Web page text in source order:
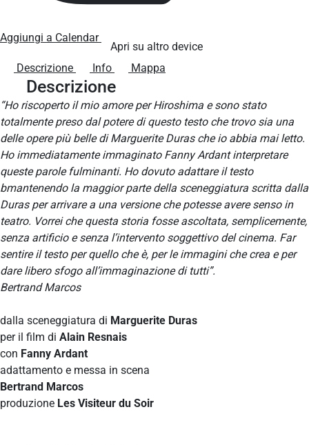
Aggiungi a Calendar
Apri su altro device
Descrizione
Info Mappa
Descrizione
“Ho riscoperto il mio amore per Hiroshima e sono stato
totalmente preso dal potere di questo testo che trovo sia una
delle opere più belle di Marguerite Duras che io abbia mai letto.
Ho immediatamente immaginato Fanny Ardant interpretare
queste parole fulminanti. Ho dovuto adattare il testo
bmantenendo la maggior parte della sceneggiatura scritta dalla
Duras per arrivare a una versione che potesse avere senso in
teatro. Vorrei che questa storia fosse ascoltata, semplicemente,
senza artificio e senza l’intervento soggettivo del cinema. Far
sentire il testo per quello che è, per le immagini che crea e per
dare libero sfogo all’immaginazione di tutti”.
Bertrand Marcos
dalla sceneggiatura di Marguerite Duras
per il film di Alain Resnais
con Fanny Ardant
adattamento e messa in scena
Bertrand Marcos
produzione Les Visiteur du Soir